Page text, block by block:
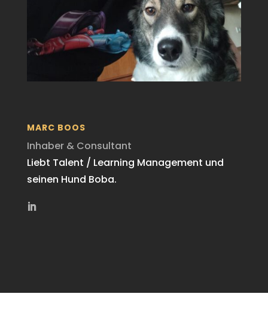
MARC BOOS
Inhaber & Consultant
Liebt Talent / Learning Management und
seinen Hund Boba.